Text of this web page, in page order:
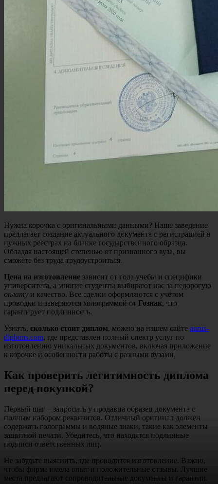
Нужна корочка с оригинальными данными? Наше заведение
предлагает создание актуального документа с регистрацией в
нужных реестрах на бланке государственного образца.
Обладая настоящей степенью от признанного вуза, вы
сможете без труда трудоустроиться.
Цена на изготовление зависит от года учебы и специфики
университета, а многие студенты выбирают нас за недорогую
оплату и качество. Все сделки оформляются с учётом
проводки и заверяются холограммой от Гознак, что
гарантирует подлинность.
Узнать, сколько стоит диплом, можно на нашем сайте aurus-
diploms.com, где представлен полный спектр услуг по
изготовлению уникальных документов, включая приложение
к корочке и особенности работы с разными вузами.
Как проверить легитимность диплома
перед покупкой?
Первый шаг – запросить у продавца образец документа с
полным набором реквизитов. Отличный оригинал должен
содержать голограммы и водяные знаки, такие как элементы
защитной печати. Убедитесь, что находятся подлинные
подписи ответственных лиц.
Не забудьте выяснить, где проводится изготовление. Важно,
чтобы фирма имела опыт и положительные отзывы. Лучшие
места предлагают сопроводительные документы и гарантии.